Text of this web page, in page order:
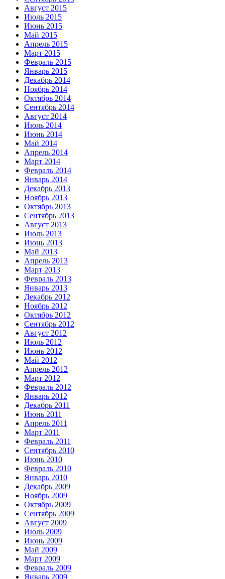
Август 2015
Июль 2015
Июнь 2015
Май 2015
Апрель 2015
Март 2015
Февраль 2015
Январь 2015
Декабрь 2014
Ноябрь 2014
Октябрь 2014
Сентябрь 2014
Август 2014
Июль 2014
Июнь 2014
Май 2014
Апрель 2014
Март 2014
Февраль 2014
Январь 2014
Декабрь 2013
Ноябрь 2013
Октябрь 2013
Сентябрь 2013
Август 2013
Июль 2013
Июнь 2013
Май 2013
Апрель 2013
Март 2013
Февраль 2013
Январь 2013
Декабрь 2012
Ноябрь 2012
Октябрь 2012
Сентябрь 2012
Август 2012
Июль 2012
Июнь 2012
Май 2012
Апрель 2012
Март 2012
Февраль 2012
Январь 2012
Декабрь 2011
Июнь 2011
Апрель 2011
Март 2011
Февраль 2011
Сентябрь 2010
Июнь 2010
Февраль 2010
Январь 2010
Декабрь 2009
Ноябрь 2009
Октябрь 2009
Сентябрь 2009
Август 2009
Июль 2009
Июнь 2009
Май 2009
Март 2009
Февраль 2009
Январь 2009